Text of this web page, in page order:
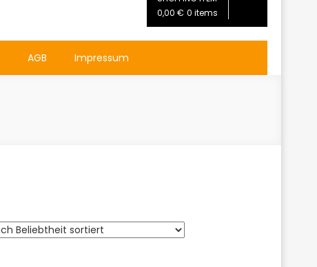
0,00 € 0 items
AGB Impressum